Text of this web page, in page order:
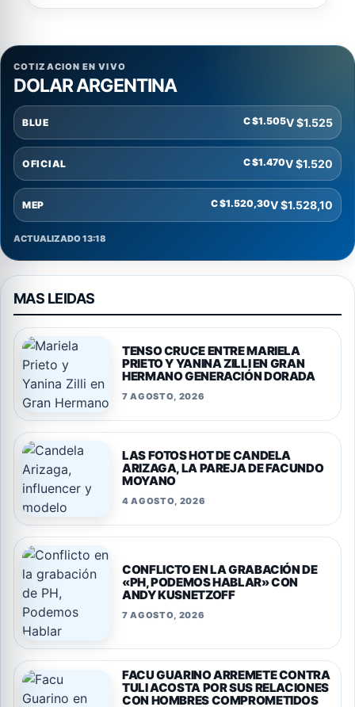
COTIZACION EN VIVO
DOLAR ARGENTINA
BLUE C $1.505V $1.525
OFICIAL C $1.470V $1.520
MEP C $1.520,30V $1.528,10
ACTUALIZADO 13:18
MAS LEIDAS
TENSO CRUCE ENTRE MARIELA
PRIETO Y YANINA ZILLI EN GRAN
HERMANO GENERACIÓN DORADA
7 AGOSTO, 2026
LAS FOTOS HOT DE CANDELA
ARIZAGA, LA PAREJA DE FACUNDO
MOYANO
4 AGOSTO, 2026
CONFLICTO EN LA GRABACIÓN DE
«PH, PODEMOS HABLAR» CON
ANDY KUSNETZOFF
7 AGOSTO, 2026
FACU GUARINO ARREMETE CONTRA
TULI ACOSTA POR SUS RELACIONES
CON HOMBRES COMPROMETIDOS